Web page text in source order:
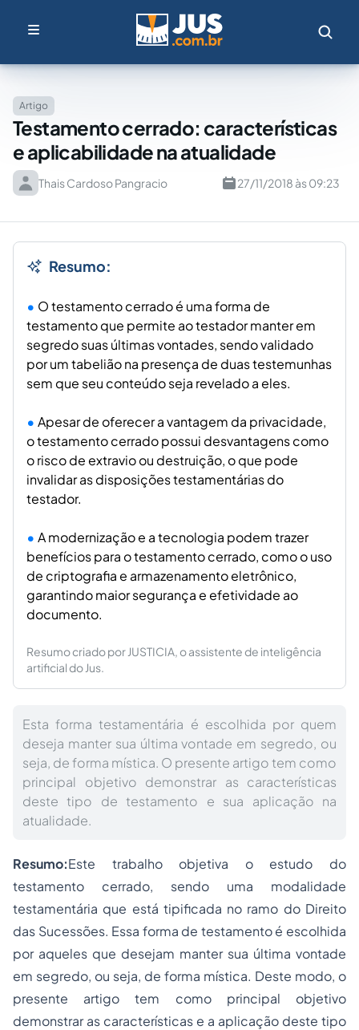
Artigo
Testamento cerrado: características
e aplicabilidade na atualidade
Thais Cardoso Pangracio 27/11/2018 às 09:23
Resumo:
O testamento cerrado é uma forma de
testamento que permite ao testador manter em
segredo suas últimas vontades, sendo validado
por um tabelião na presença de duas testemunhas
sem que seu conteúdo seja revelado a eles.
Apesar de oferecer a vantagem da privacidade,
o testamento cerrado possui desvantagens como
o risco de extravio ou destruição, o que pode
invalidar as disposições testamentárias do
testador.
A modernização e a tecnologia podem trazer
benefícios para o testamento cerrado, como o uso
de criptografia e armazenamento eletrônico,
garantindo maior segurança e efetividade ao
documento.
Resumo criado por JUSTICIA, o assistente de inteligência
artificial do Jus.
Esta forma testamentária é escolhida por quem
deseja manter sua última vontade em segredo, ou
seja, de forma mística. O presente artigo tem como
principal objetivo demonstrar as características
deste tipo de testamento e sua aplicação na
atualidade.
Resumo:Este trabalho objetiva o estudo do
testamento cerrado, sendo uma modalidade
testamentária que está tipificada no ramo do Direito
das Sucessões. Essa forma de testamento é escolhida
por aqueles que desejam manter sua última vontade
em segredo, ou seja, de forma mística. Deste modo, o
presente artigo tem como principal objetivo
demonstrar as características e a aplicação deste tipo